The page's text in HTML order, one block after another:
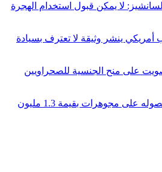
لا يمكن قبول استخدام الهجرة
أمريكي ينشر وثيقة لا تعترف بسيادة
على منح الجنسية للصحراويين
ثاباتيرو يؤكد أمام القضاء حصوله على مجوهرات بقيمة 1.3 مليون